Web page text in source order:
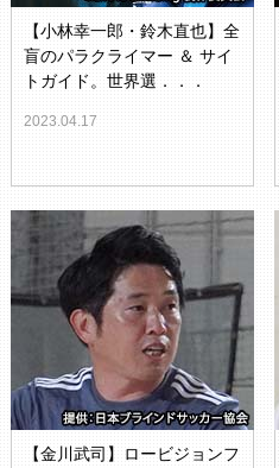
【小林幸一郎・鈴木直也】全
盲のパラクライマー ＆ サイ
トガイド。世界選．．．
2023.04.17
【金川武司】ロービジョンフ